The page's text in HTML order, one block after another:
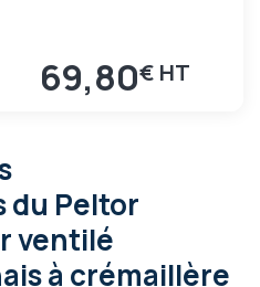
69,80€
du Peltor
ventilé
à crémaillère